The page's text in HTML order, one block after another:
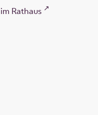
Rathaus